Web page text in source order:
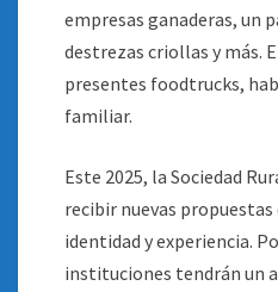
empresas ganaderas, un
destrezas criollas y más.
presentes foodtrucks,
familiar.
Este 2025, la Sociedad
recibir nuevas propuestas
identidad y experiencia.
instituciones tendrán un